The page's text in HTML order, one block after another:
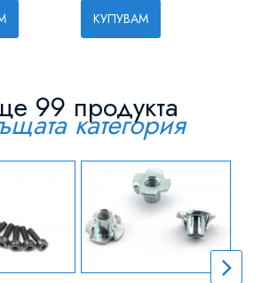
КУПУВАМ
99 продукта
категория